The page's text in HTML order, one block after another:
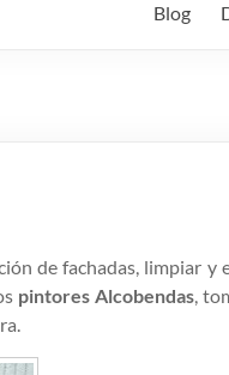
Blog
de fachadas, limpiar y
pintores Alcobendas,